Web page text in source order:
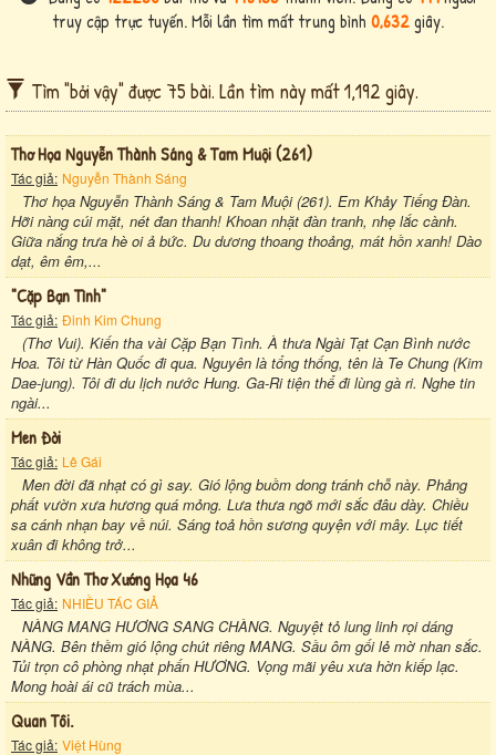
truy cập trực tuyến. Mỗi lần tìm mất trung bình 0,632giây.
Tìm "bởi vậy" được 75 bài. Lần tìm này mất 1,192 giây.
Thơ Họa Nguyễn Thành Sáng & Tam Muội (261)
Tác giả: Nguyễn Thành Sáng
Thơ họa Nguyễn Thành Sáng & Tam Muội (261). Em Khảy Tiếng Đàn.
Hỡi nàng cúi mặt, nét đan thanh! Khoan nhặt đàn tranh, nhẹ lắc cành.
Giữa nắng trưa hè oi ả bức. Du dương thoang thoảng, mát hồn xanh! Dào
dạt, êm êm,...
"cặp Bạn Tình"
Tác giả: Đinh Kim Chung
(Thơ Vui). Kiến tha vài Cặp Bạn Tình. À thưa Ngài Tạt Cạn Bình nước
Hoa. Tôi từ Hàn Quốc đi qua. Nguyên là tổng thống, tên là Te Chung (Kim
Dae-jung). Tôi đi du lịch nước Hung. Ga-Ri tiện thể đi lùng gà ri. Nghe tin
ngài...
Men Đời
Tác giả: Lê Gái
Men đời đã nhạt có gì say. Gió lộng buồm dong tránh chỗ này. Phảng
phất vườn xưa hương quá mỏng. Lưa thưa ngõ mới sắc đâu dày. Chiều
sa cánh nhạn bay về núi. Sáng toả hồn sương quyện với mây. Lục tiết
xuân đi không trở...
Những Vần Thơ Xướng Họa 46
Tác giả: NHIỀU TÁC GIẢ
NÀNG MANG HƯƠNG SANG CHÀNG. Nguyệt tỏ lung linh rọi dáng
NÀNG. Bên thềm gió lộng chút riêng MANG. Sầu ôm gối lẻ mờ nhan sắc.
Tủi trọn cô phòng nhạt phấn HƯƠNG. Vọng mãi yêu xưa hờn kiếp lạc.
Mong hoài ái cũ trách mùa...
Quan Tôi.
Tác giả: Việt Hùng